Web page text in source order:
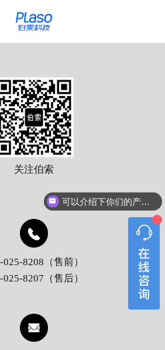
关注伯索
025-8208（售前）
025-8207（售后）
可以介绍下你们的产品么？